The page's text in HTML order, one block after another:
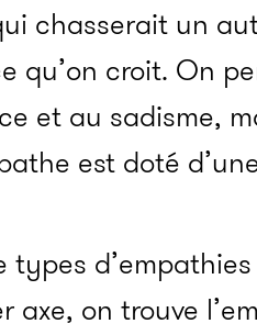
chasserait un
qu’on croit. On
et au sadisme,
est doté
axe, on trouve